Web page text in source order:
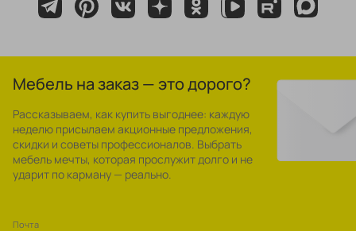
Мебель на заказ — это дорого?
Рассказываем, как купить выгоднее: каждую
неделю присылаем акционные предложения,
скидки и советы профессионалов. Выбрать
мебель мечты, которая прослужит долго и не
ударит по карману — реально.
Почта